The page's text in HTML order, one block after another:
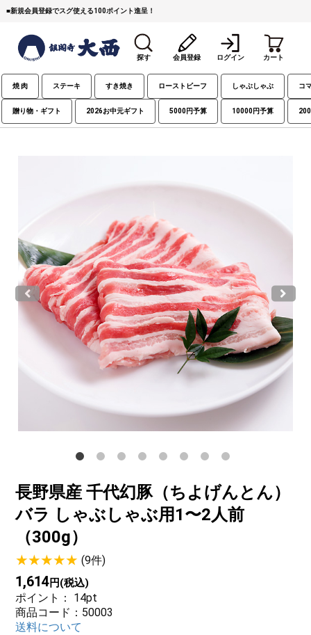
■新規会員登録でスグ使える100ポイント進呈！
探す
コマ切れミンチ
焼豚など（豚肉の加工
品）
牛丼など（牛肉の加工
品）
カレー・コロッケ・ハン
バーグ
タレ類 村沢牛 京丹波平井牛
サステナブル・和牛
千代幻豚 贈り物・ギフト
会員登録 ログイン カート
焼 肉 ステーキ すき焼き ローストビーフ しゃぶしゃぶ コ
贈り物・ギフト 2026お中元ギフト 5000円予算 10000円予算
長野県産 千代幻豚（ちよげんとん）
バラ しゃぶしゃぶ用1〜2人前
（300g）
(9件)
1,614円(税込)
ポイント： 14pt
商品コード：50003
送料について